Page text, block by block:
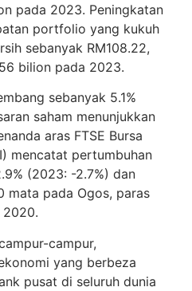
pada 2023. Peningkatan
portfolio yang kukuh
sebanyak RM108.22,
bilion pada 2023.
sebanyak 5.1%
saham menunjukkan
aras FTSE Bursa
mencatat pertumbuhan
(2023: -2.7%) dan
mata pada Ogos, paras
campur,
yang berbeza
pusat di seluruh dunia